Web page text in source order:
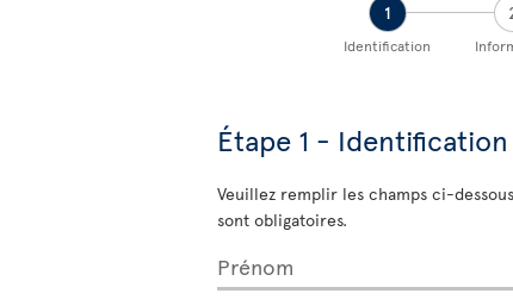
1
Identification
Étape 1 -
Veuillez remplir les champs ci-
sont obligatoires.
Prénom